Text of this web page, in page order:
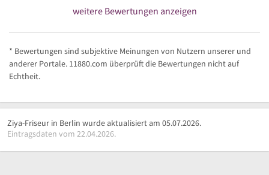
weitere Bewertungen anzeigen
* Bewertungen sind subjektive Meinungen von Nutzern unserer und
anderer Portale. 11880.com überprüft die Bewertungen nicht auf
Echtheit.
Ziya-Friseur in Berlin wurde aktualisiert am 05.07.2026.
Eintragsdaten vom 22.04.2026.